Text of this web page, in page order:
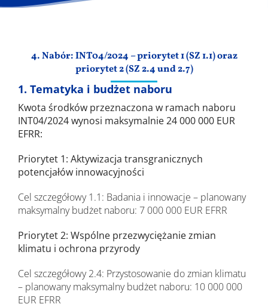
4. Nabór: INT04/2024 – priorytet 1 (SZ 1.1) oraz
priorytet 2 (SZ 2.4 und 2.7)
1. Tematyka i budżet naboru
Kwota środków przeznaczona w ramach naboru
INT04/2024 wynosi maksymalnie 24 000 000 EUR
EFRR:
Priorytet 1: Aktywizacja transgranicznych
potencjałów innowacyjności
Cel szczegółowy 1.1: Badania i innowacje – planowany
maksymalny budżet naboru: 7 000 000 EUR EFRR
Priorytet 2: Wspólne przezwyciężanie zmian
klimatu i ochrona przyrody
Cel szczegółowy 2.4: Przystosowanie do zmian klimatu
– planowany maksymalny budżet naboru: 10 000 000
EUR EFRR